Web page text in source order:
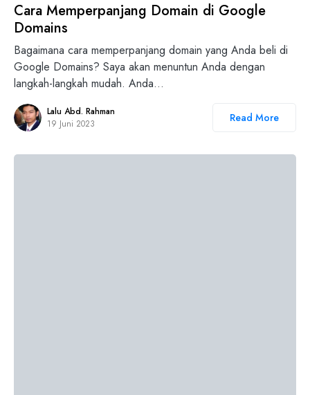
Cara Memperpanjang Domain di Google
Domains
Bagaimana cara memperpanjang domain yang Anda beli di
Google Domains? Saya akan menuntun Anda dengan
langkah-langkah mudah. Anda…
Lalu Abd. Rahman
19 Juni 2023
Read More